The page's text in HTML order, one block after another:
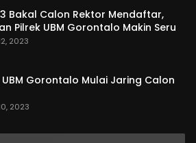
Bakal Calon Rektor Mendaftar,
Pilrek UBM Gorontalo Makin Seru
2023
UBM Gorontalo Mulai Jaring Calon
2023